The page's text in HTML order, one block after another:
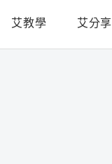
艾教學 艾分享